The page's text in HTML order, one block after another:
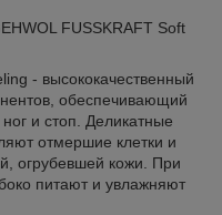
FUSSKRAFT Soft
- высококачественный
обеспечивающий
и стоп. Деликатные
отмершие клетки и
огрубевшей кожи. При
питают и увлажняют